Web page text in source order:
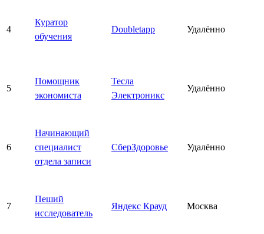
4
Куратор
обучения
Doubletapp Удалённо
5
Помощник
экономиста
Тесла
Электроникс
Удалённо
6
Начинающий
специалист
отдела записи
СберЗдоровье Удалённо
7
Пеший
исследователь
Яндекс Крауд Москва